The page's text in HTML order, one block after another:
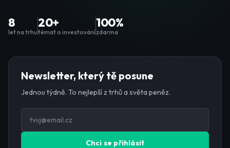
8
let na trhu
20+
témat o investování
100%
zdarma
Newsletter, který tě posune
Jednou týdně. To nejlepší z trhů a světa peněz.
Chci se přihlásit